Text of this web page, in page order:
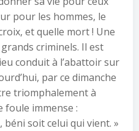
pour les hommes, le
et quelle mort ! Une
criminels. Il est
conduit à l’abattoir sur
par ce dimanche
triomphalement à
foule immense :
béni soit celui qui vient. »